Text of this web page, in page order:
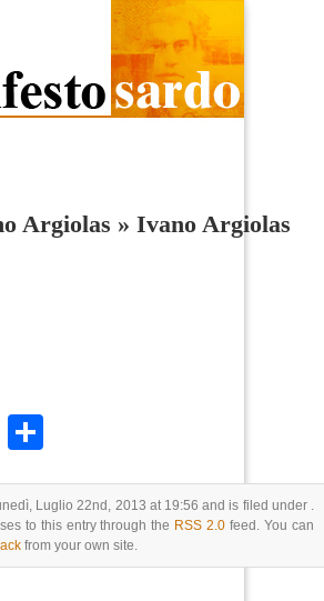
Argiolas » Ivano Argiolas
WhatsApp
Luglio 22nd, 2013 at 19:56 and is filed under .
to this entry through the RSS 2.0 feed. You can
from your own site.